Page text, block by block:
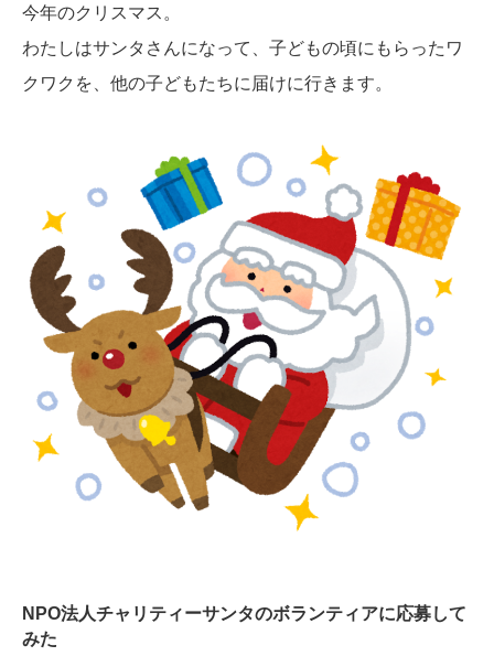
今年のクリスマス。
わたしはサンタさんになって、子どもの頃にもらったワ
クワクを、他の子どもたちに届けに行きます。
NPO法人チャリティーサンタのボランティアに応募して
みた